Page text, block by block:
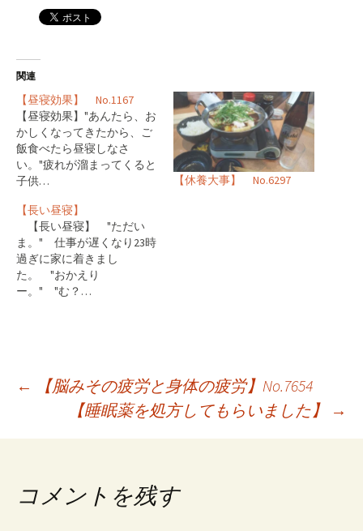
関連
【昼寝効果】 No.1167
【昼寝効果】"あんたら、お
かしくなってきたから、ご
飯食べたら昼寝しなさ
い。"疲れが溜まってくると
子供…
【休養大事】 No.6297
【長い昼寝】
【長い昼寝】 "ただい
ま。" 仕事が遅くなり23時
過ぎに家に着きまし
た。 "おかえり
ー。" "む？…
投
ビ
←
【脳みその疲労と身体の疲労】No.7654
【睡眠薬を処方してもらいました】
→
コメントを残す